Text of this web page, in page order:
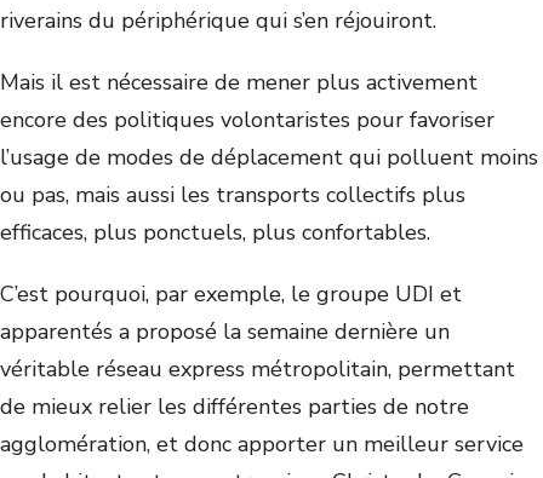
riverains du périphérique qui s’en réjouiront.
Mais il est nécessaire de mener plus activement
encore des politiques volontaristes pour favoriser
l’usage de modes de déplacement qui polluent moins
ou pas, mais aussi les transports collectifs plus
efficaces, plus ponctuels, plus confortables.
C’est pourquoi, par exemple, le groupe UDI et
apparentés a proposé la semaine dernière un
véritable réseau express métropolitain, permettant
de mieux relier les différentes parties de notre
agglomération, et donc apporter un meilleur service